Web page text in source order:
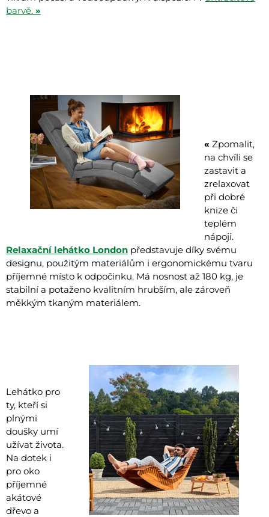
barvě. »
« Zpomalit,
na chvíli se
zastavit a
zrelaxovat
při dobré
knize či
teplém
nápoji.
Relaxační lehátko London představuje díky svému
designu, použitým materiálům i ergonomickému tvaru
příjemné místo k odpočinku. Má nosnost až 180 kg, je
stabilní a potaženo kvalitním hrubším, ale zároveň
měkkým tkaným materiálem.
Lehátko pro
ty, kteří si
plnými
doušky umí
užívat života.
Na dotek i
pro oko
příjemné
akátové
dřevo a